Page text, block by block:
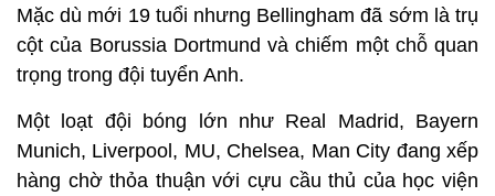
Mặc dù mới 19 tuổi nhưng Bellingham đã sớm là trụ
cột của Borussia Dortmund và chiếm một chỗ quan
trọng trong đội tuyển Anh.
Một loạt đội bóng lớn như Real Madrid, Bayern
Munich, Liverpool, MU, Chelsea, Man City đang xếp
hàng chờ thỏa thuận với cựu cầu thủ của học viện